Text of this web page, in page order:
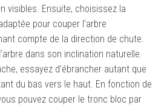
visibles. Ensuite, choisissez la
pour couper l’arbre
compte de la direction de chute.
dans son inclination naturelle.
essayez d’ébrancher autant que
du bas vers le haut. En fonction de
pouvez couper le tronc bloc par